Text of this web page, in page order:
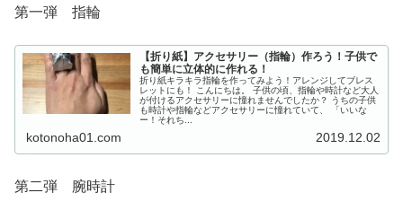
第一弾 指輪
【折り紙】アクセサリー（指輪）作ろう！子供で
も簡単に立体的に作れる！
折り紙キラキラ指輪を作ってみよう！アレンジしてブレス
レットにも！ こんにちは。 子供の頃、指輪や時計など大人
が付けるアクセサリーに憧れませんでしたか？ うちの子供
も時計や指輪などアクセサリーに憧れていて、 「いいな
ー！それち...
kotonoha01.com 2019.12.02
第二弾 腕時計